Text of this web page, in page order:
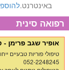
באינטרנט.
רפואה סינית
אופיר שגב פרימן -
טיפולי פוריות טבעיים
052-2248245